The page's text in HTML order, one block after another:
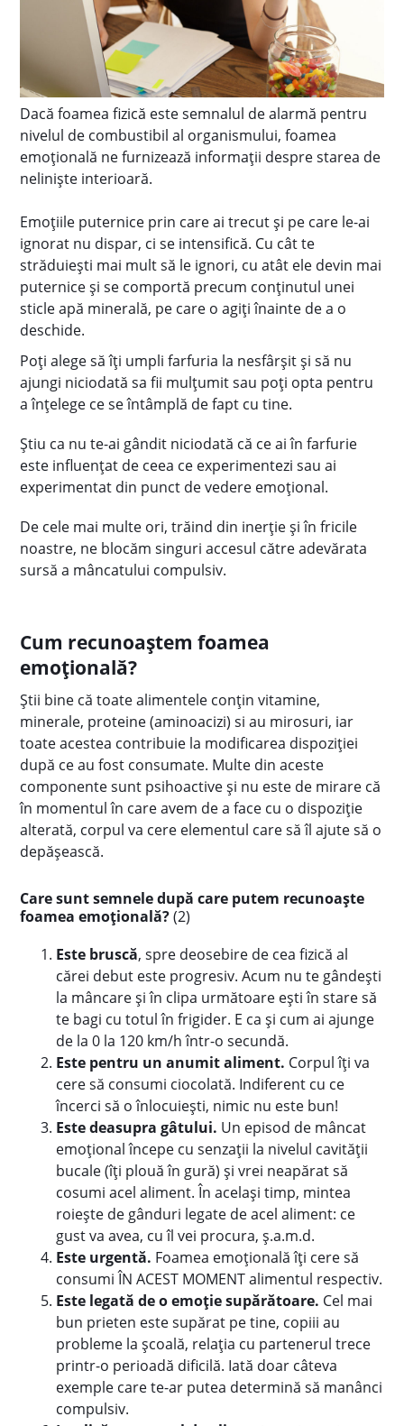
Dacă foamea fizică este semnalul de alarmă pentru
nivelul de combustibil al organismului, foamea
emoțională ne furnizează informații despre starea de
neliniște interioară.
Emoțiile puternice prin care ai trecut și pe care le-ai
ignorat nu dispar, ci se intensifică. Cu cât te
străduiești mai mult să le ignori, cu atât ele devin mai
puternice și se comportă precum conținutul unei
sticle apă minerală, pe care o agiți înainte de a o
deschide.
Poți alege să îți umpli farfuria la nesfârșit și să nu
ajungi niciodată sa fii mulțumit sau poți opta pentru
a înțelege ce se întâmplă de fapt cu tine.
Știu ca nu te-ai gândit niciodată că ce ai în farfurie
este influențat de ceea ce experimentezi sau ai
experimentat din punct de vedere emoțional.
De cele mai multe ori, trăind din inerție și în fricile
noastre, ne blocăm singuri accesul către adevărata
sursă a mâncatului compulsiv.
Cum recunoaștem foamea
emoțională?
Știi bine că toate alimentele conțin vitamine,
minerale, proteine (aminoacizi) si au mirosuri, iar
toate acestea contribuie la modificarea dispoziției
după ce au fost consumate. Multe din aceste
componente sunt psihoactive și nu este de mirare că
în momentul în care avem de a face cu o dispoziție
alterată, corpul va cere elementul care să îl ajute să o
depășească.
Care sunt semnele după care putem recunoaște
foamea emoțională?(2)
Este bruscă, spre deosebire de cea fizică al
cărei debut este progresiv. Acum nu te gândești
la mâncare și în clipa următoare ești în stare să
te bagi cu totul în frigider. E ca și cum ai ajunge
de la 0 la 120 km/h într-o secundă.
Este pentru un anumit aliment. Corpul îți va
cere să consumi ciocolată. Indiferent cu ce
încerci să o înlocuiești, nimic nu este bun!
Este deasupra gâtului. Un episod de mâncat
emoțional începe cu senzații la nivelul cavității
bucale (îți plouă în gură) și vrei neapărat să
cosumi acel aliment. În același timp, mintea
roiește de gânduri legate de acel aliment: ce
gust va avea, cu îl vei procura, ș.a.m.d.
Este urgentă. Foamea emoțională îți cere să
consumi ÎN ACEST MOMENT alimentul respectiv.
Este legată de o emoție supărătoare. Cel mai
bun prieten este supărat pe tine, copiii au
probleme la școală, relația cu partenerul trece
printr-o perioadă dificilă. Iată doar câteva
exemple care te-ar putea determină să manânci
compulsiv.